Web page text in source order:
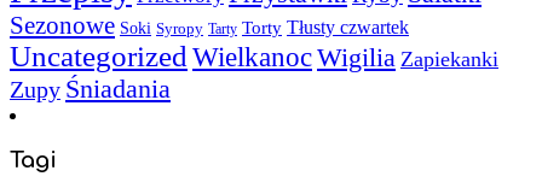
Sezonowe Soki Syropy Tarty Torty Tłusty czwartek
Uncategorized WielkanocWigilia Zapiekanki
Zupy Śniadania
Tagi